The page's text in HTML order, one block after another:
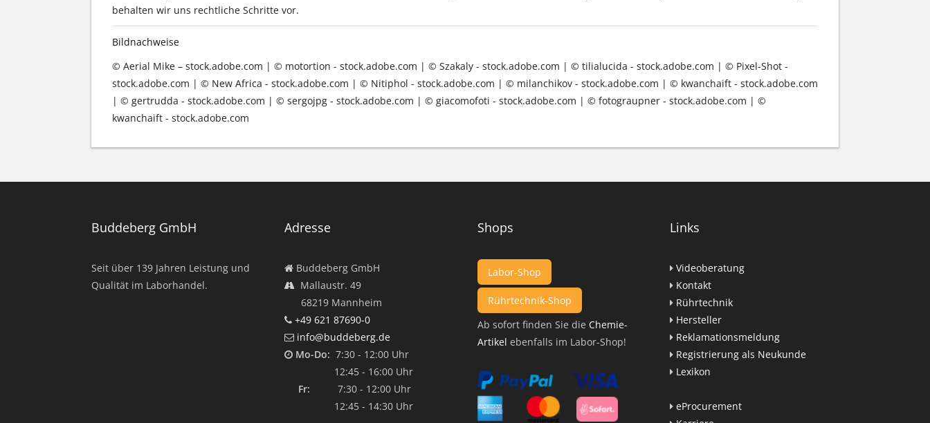
behalten wir uns rechtliche Schritte vor.
Bildnachweise
© Aerial Mike – stock.adobe.com | © motortion - stock.adobe.com | © Szakaly - stock.adobe.com | © tilialucida - stock.adobe.com | © Pixel-Shot -
stock.adobe.com | © New Africa - stock.adobe.com | © Nitiphol - stock.adobe.com | © milanchikov - stock.adobe.com | © kwanchaift - stock.adobe.com
| © gertrudda - stock.adobe.com | © sergojpg - stock.adobe.com | © giacomofoti - stock.adobe.com | © fotograupner - stock.adobe.com | ©
kwanchaift - stock.adobe.com
Buddeberg GmbH
Seit über 139 Jahren Leistung und
Qualität im Laborhandel.
Adresse
Buddeberg GmbH
Mallaustr. 49
68219 Mannheim
+49 621 87690-0
info@buddeberg.de
Mo-Do: 7:30 - 12:00 Uhr
12:45 - 16:00 Uhr
Fr: 7:30 - 12:00 Uhr
12:45 - 14:30 Uhr
Shops
Labor-Shop
Rührtechnik-Shop
Ab sofort finden Sie die Chemie-
Artikel ebenfalls im Labor-Shop!
Links
Videoberatung
Kontakt
Rührtechnik
Hersteller
Reklamationsmeldung
Registrierung als Neukunde
Lexikon
eProcurement